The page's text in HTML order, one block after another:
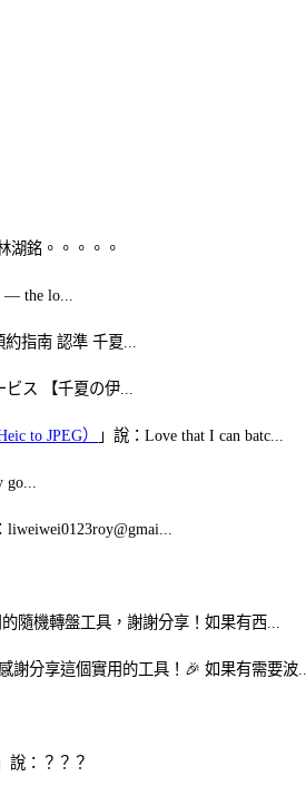
湖銘。。。。。
— the lo...
指南 認準 千夏...
ス 【千夏の伊...
to JPEG） 」說：Love that I can batc...
liweiwei0123roy@gmai...
隨機轉盤工具，謝謝分享！如果有西...
謝分享這個實用的工具！🎉 如果有需要波
」說：？？？